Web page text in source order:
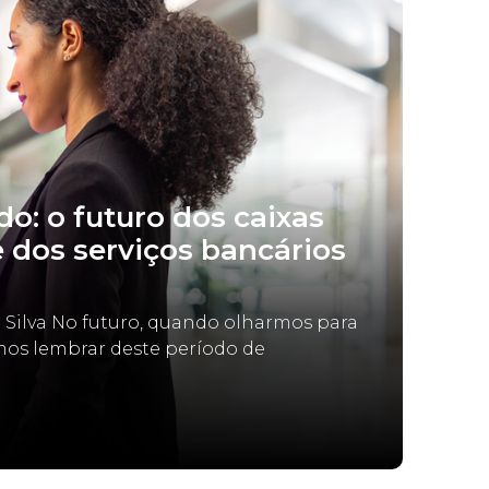
o futuro dos caixas
dos serviços bancários
No futuro, quando olharmos para
lembrar deste período de